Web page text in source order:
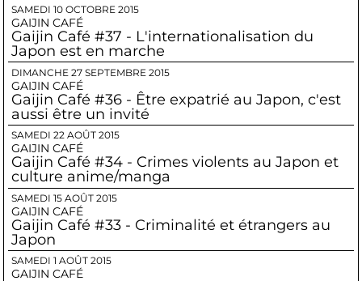
SAMEDI 10 OCTOBRE 2015
GAIJIN CAFÉ
Gaijin Café #37 - L'internationalisation du
Japon est en marche
DIMANCHE 27 SEPTEMBRE 2015
GAIJIN CAFÉ
Gaijin Café #36 - Être expatrié au Japon, c'est
aussi être un invité
SAMEDI 22 AOÛT 2015
GAIJIN CAFÉ
Gaijin Café #34 - Crimes violents au Japon et
culture anime/manga
SAMEDI 15 AOÛT 2015
GAIJIN CAFÉ
Gaijin Café #33 - Criminalité et étrangers au
Japon
SAMEDI 1 AOÛT 2015
GAIJIN CAFÉ